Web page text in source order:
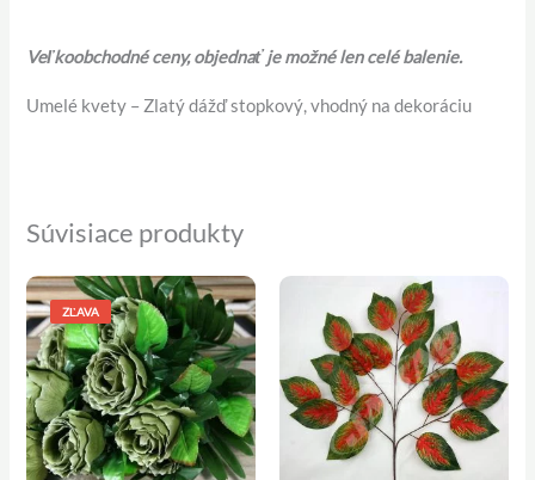
Veľkoobchodné ceny, objednať je možné len celé balenie.
Umelé kvety – Zlatý dážď stopkový, vhodný na dekoráciu
Súvisiace produkty
ZĽAVA
Pôvodná
cena
bola:
4,60 €.
Aktuálna
cena
je:
3,90 €.